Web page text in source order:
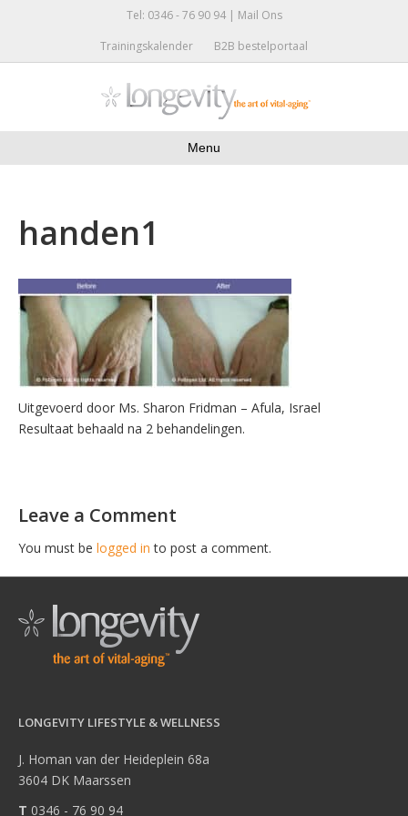
Tel: 0346 - 76 90 94 | Mail Ons
Trainingskalender
B2B bestelportaal
Menu
handen1
Uitgevoerd door Ms. Sharon Fridman – Afula, Israel
Resultaat behaald na 2 behandelingen.
Leave a Comment
You must be logged in to post a comment.
LONGEVITY LIFESTYLE & WELLNESS
J. Homan van der Heideplein 68a
3604 DK Maarssen
T 0346 - 76 90 94